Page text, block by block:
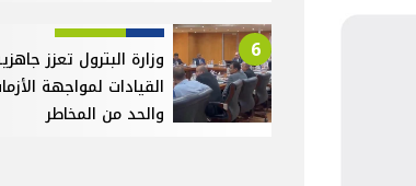
6
وزارة البترول تعزز
القيادات لمواجهة
والحد من المخاطر